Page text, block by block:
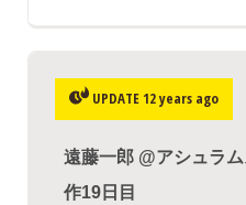
UPDATE 12 years ago
遠藤一郎 @アシュラ
作19日目